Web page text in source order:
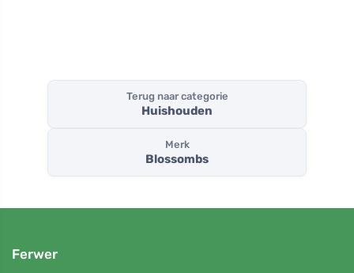
Terug naar categorie
Huishouden
Merk
Blossombs
Ferwer